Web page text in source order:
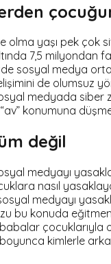
yaşı pek çok
7,5
sosyal medya
de olumsuz
medyada
konumuna
değil
medyayı
nasıl
medyayı
bu konuda
çocuklarıyla
kimlerle